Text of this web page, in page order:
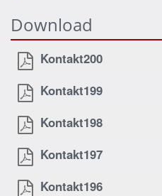
Download
Kontakt200
Kontakt199
Kontakt198
Kontakt197
Kontakt196